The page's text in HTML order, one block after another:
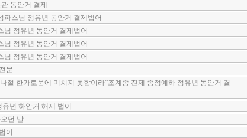
동안거 결제
파스님 정유년 동안거 결제법어
님 정유년 동안거 결제법어
님 정유년 동안거 결제법어
님 정유년 동안거 결제법어
문
절 한가로움에 미치지 못함이라”조계종 진제 종정예하 정유년 동안거 결
년 하안거 해제 법어
던 날
어